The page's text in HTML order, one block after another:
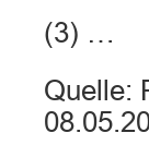
(3) …
Quelle: